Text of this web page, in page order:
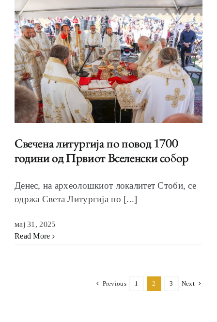
Свечена литургија по повод 1700
години од Првиот Вселенски собор
Денес, на археолошкиот локалитет Стоби, се
одржа Света Литургија по [...]
мај 31, 2025
Read More
Previous 1 2 3 Next